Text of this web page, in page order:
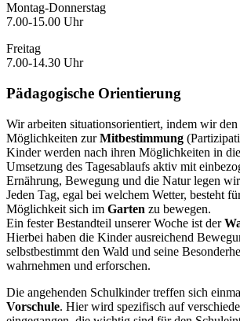
Montag-Donnerstag
7.00-15.00 Uhr
Freitag
7.00-14.30 Uhr
Pädagogische Orientierung
Wir arbeiten situationsorientiert, indem wir
Möglichkeiten zurMitbestimmung
Kinder werden nach ihren Möglichkeiten in
Umsetzung des Tagesablaufs aktiv mit
Ernährung, Bewegung und die Natur legen
Jeden Tag, egal bei welchem Wetter, besteht
Möglichkeit sich im Garten zu bewegen.
Ein fester Bestandteil unserer Woche ist der
Hierbei haben die Kinder ausreichend
selbstbestimmt den Wald und seine
wahrnehmen und erforschen.
Die angehenden Schulkinder treffen sich
Vorschule. Hier wird spezifisch auf